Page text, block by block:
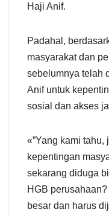
Haji Anif.
Padahal,
masyarakat dan
sebelumnya telah
Anif untuk
sosial dan akses
«”Yang kami
kepentingan
sekarang diduga
HGB
besar dan harus